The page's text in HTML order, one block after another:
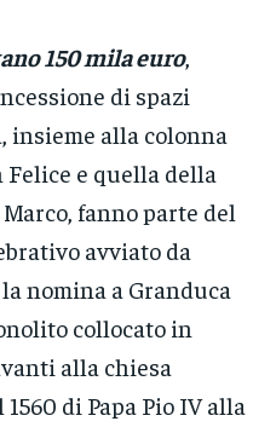
150 mila euro,
di spazi
insieme alla colonna
Felice e quella della
fanno parte del
avviato da
nomina a Granduca
collocato in
alla chiesa
di Papa Pio IV alla